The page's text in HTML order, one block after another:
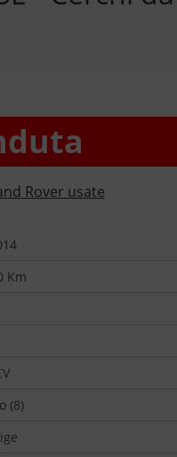
Rover usate
Km
(8)